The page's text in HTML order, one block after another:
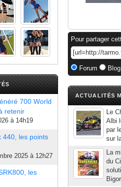
700 World
retenir
à 14h19
440, les points
2025 à 12h27
les
Pour partager
Forum
ACTUALITÉS
Le
Albi
par
sur
La
du